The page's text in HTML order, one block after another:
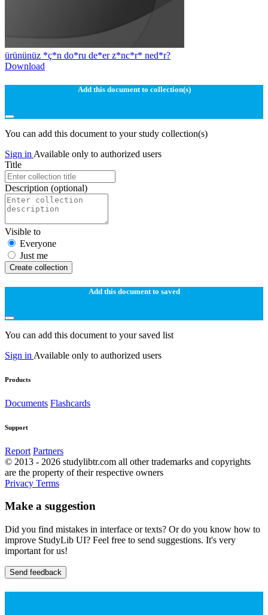
ürününüz *ç*n do*ru de*er z*nc*r* ned*r?
Download
Add this document to collection(s)
You can add this document to your study collection(s)
Sign in Available only to authorized users
Title
Description (optional)
Visible to
Everyone
Just me
Create collection
Add this document to saved
You can add this document to your saved list
Sign in Available only to authorized users
Products
Documents Flashcards
Support
Report Partners
© 2013 - 2026 studylibtr.com all other trademarks and copyrights
are the property of their respective owners
Privacy Terms
Make a suggestion
Did you find mistakes in interface or texts? Or do you know how to
improve StudyLib UI? Feel free to send suggestions. It's very
important for us!
Send feedback